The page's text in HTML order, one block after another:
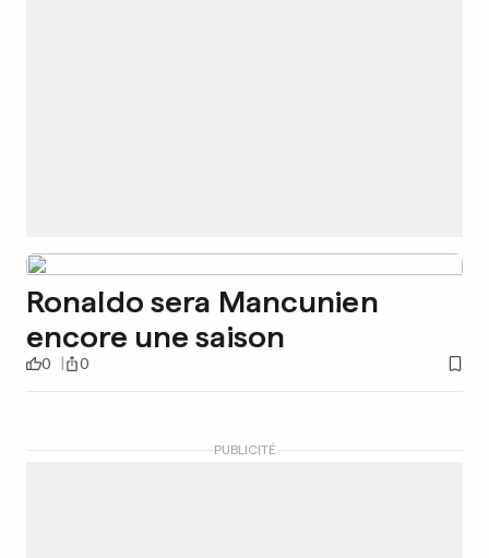
Ronaldo sera Mancunien
encore une saison
0 0
PUBLICITÉ